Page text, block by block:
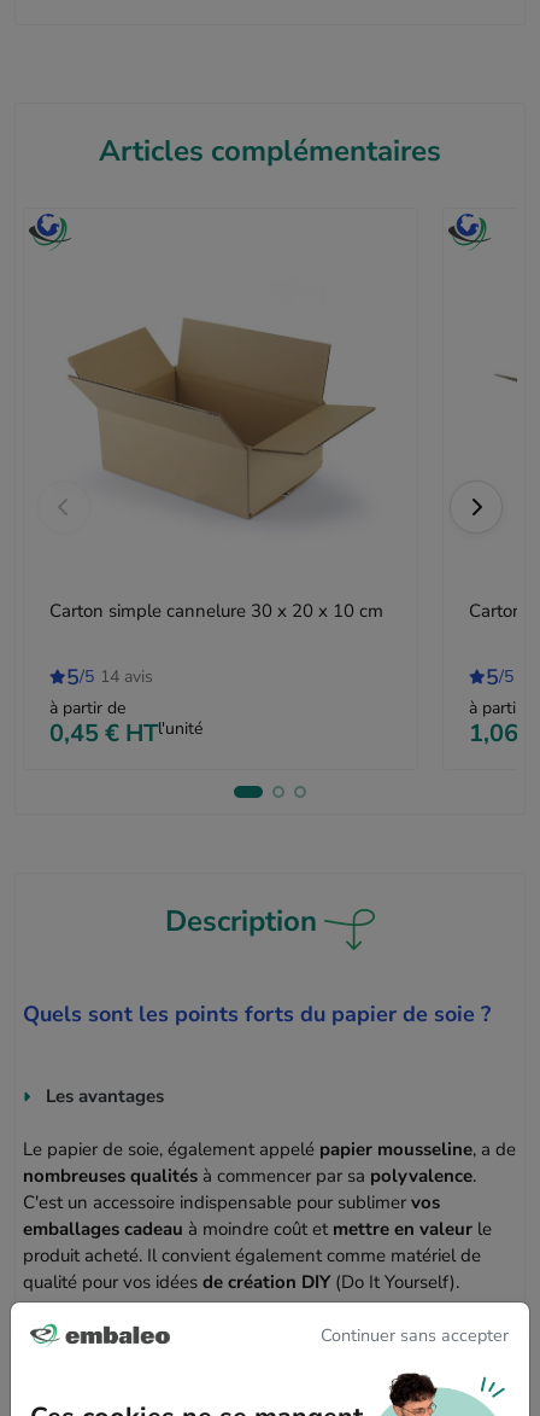
Articles complémentaires
Carton simple cannelure 30 x 20 x 10 cm
5/5 14 avis
à partir de
0,45 € HTl'unité
Carton
5/5
à partir
1,06 €
Description
Quels sont les points forts du papier de soie ?
Les avantages
Le papier de soie, également appelé papier mousseline, a de
nombreuses qualités à commencer par sa polyvalence.
C'est un accessoire indispensable pour sublimervos
emballages cadeau à moindre coût et mettre en valeur le
produit acheté. Il convient également comme matériel de
qualité pour vos idéesde création DIY(Do It Yourself).
Continuer sans accepter